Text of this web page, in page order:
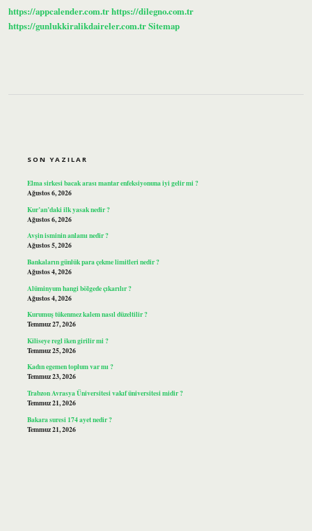
https://appcalender.com.trhttps://dilegno.com.tr
https://gunlukkiralikdaireler.com.trSitemap
SON YAZILAR
Elma sirkesi bacak arası mantar enfeksiyonuna iyi gelir mi ?
Ağustos 6, 2026
Kur’an’daki ilk yasak nedir ?
Ağustos 6, 2026
Avşin isminin anlamı nedir ?
Ağustos 5, 2026
Bankaların günlük para çekme limitleri nedir ?
Ağustos 4, 2026
Alüminyum hangi bölgede çıkarılır ?
Ağustos 4, 2026
Kurumuş tükenmez kalem nasıl düzeltilir ?
Temmuz 27, 2026
Kiliseye regl iken girilir mi ?
Temmuz 25, 2026
Kadın egemen toplum var mı ?
Temmuz 23, 2026
Trabzon Avrasya Üniversitesi vakıf üniversitesi midir ?
Temmuz 21, 2026
Bakara suresi 174 ayet nedir ?
Temmuz 21, 2026